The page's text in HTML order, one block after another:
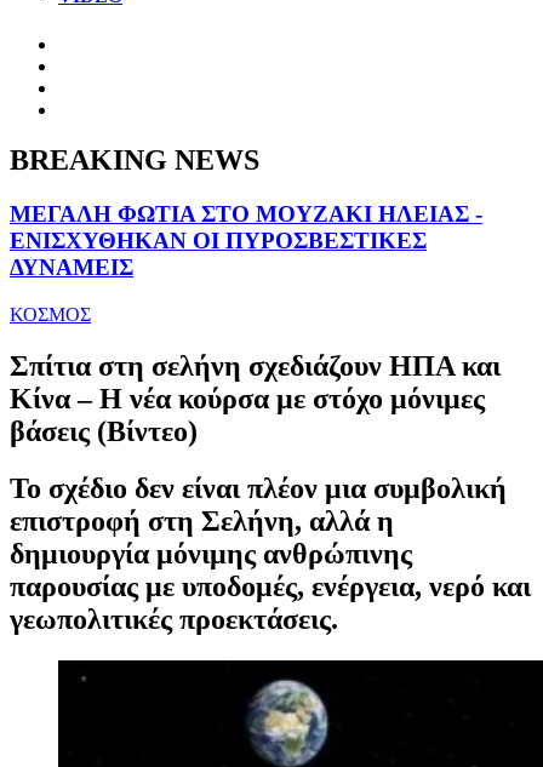
BREAKING NEWS
ΜΕΓΑΛΗ ΦΩΤΙΑ ΣΤΟ ΜΟΥΖΑΚΙ ΗΛΕΙΑΣ -
ΕΝΙΣΧΥΘΗΚΑΝ ΟΙ ΠΥΡΟΣΒΕΣΤΙΚΕΣ
ΔΥΝΑΜΕΙΣ
ΚΟΣΜΟΣ
Σπίτια στη σελήνη σχεδιάζουν ΗΠΑ και
Κίνα – Η νέα κούρσα με στόχο μόνιμες
βάσεις (Βίντεο)
Το σχέδιο δεν είναι πλέον μια συμβολική
επιστροφή στη Σελήνη, αλλά η
δημιουργία μόνιμης ανθρώπινης
παρουσίας με υποδομές, ενέργεια, νερό και
γεωπολιτικές προεκτάσεις.